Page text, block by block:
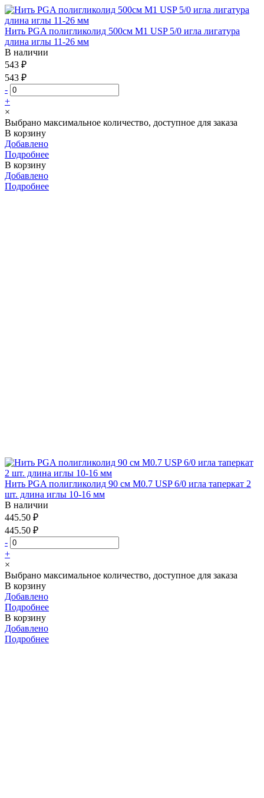
Нить PGA полигликолид 500см М1 USP 5/0 игла лигатура
длина иглы 11-26 мм
В наличии
543 ₽
543 ₽
-
+
×
Выбрано максимальное количество, доступное для заказа
В корзину
Добавлено
Подробнее
В корзину
Добавлено
Подробнее
Нить PGA полигликолид 90 см М0.7 USP 6/0 игла таперкат 2
шт. длина иглы 10-16 мм
В наличии
445.50 ₽
445.50 ₽
-
+
×
Выбрано максимальное количество, доступное для заказа
В корзину
Добавлено
Подробнее
В корзину
Добавлено
Подробнее